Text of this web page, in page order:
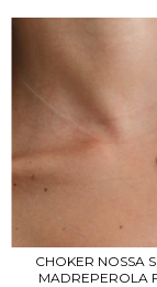
CHOKER NOSSA
MADREPEROLA